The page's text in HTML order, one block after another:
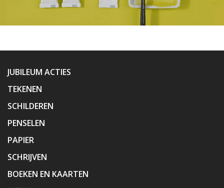
JUBILEUM ACTIES
TEKENEN
SCHILDEREN
PENSELEN
PAPIER
SCHRIJVEN
BOEKEN EN KAARTEN